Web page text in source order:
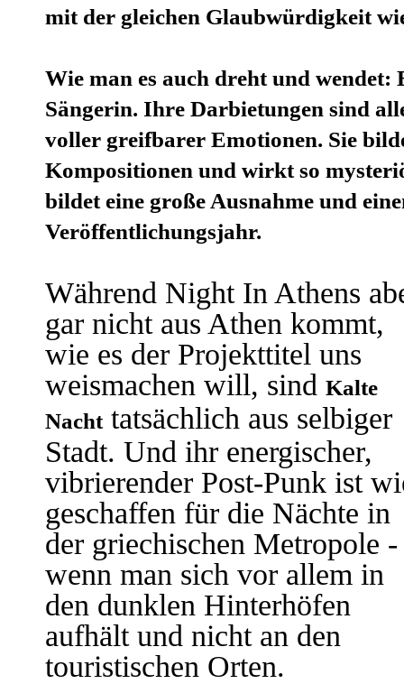
mit der gleichen Glaubwürdigkeit
Wie man es auch dreht und
Sängerin. Ihre Darbietungen sind
voller greifbarer Emotionen. Sie
Kompositionen und wirkt so
bildet eine große Ausnahme und
Veröffentlichungsjahr.
Während Night In Athens
gar nicht aus Athen kommt,
wie es der Projekttitel uns
weismachen will, sindKalte
Nachttatsächlich aus selbiger
Stadt. Und ihr energischer,
vibrierender Post-Punk ist
geschaffen für die Nächte in
der griechischen Metropole -
wenn man sich vor allem in
den dunklen Hinterhöfen
aufhält und nicht an den
touristischen Orten.